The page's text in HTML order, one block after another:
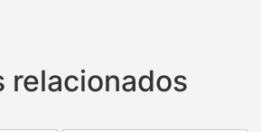
relacionados